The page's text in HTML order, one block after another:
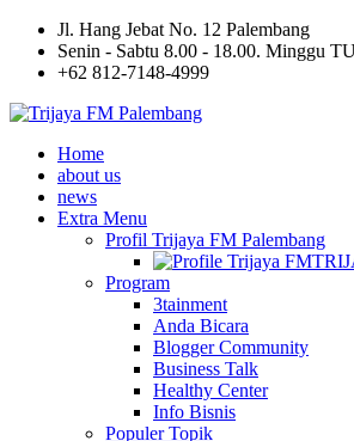
Jl. Hang Jebat No. 12 Palembang
Senin - Sabtu 8.00 - 18.00. Minggu
+62 812-7148-4999
Home
about us
news
Extra Menu
Profil Trijaya FM Palembang
Program
3tainment
Anda Bicara
Blogger Community
Business Talk
Healthy Center
Info Bisnis
Populer Topik